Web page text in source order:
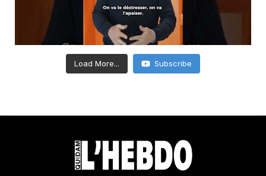
Load More... Subscribe